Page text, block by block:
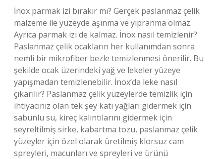
İnox parmak izi bırakır mı? Gerçek paslanmaz çelik
malzeme ile yüzeyde aşınma ve yıpranma olmaz.
Ayrıca parmak izi de kalmaz. İnox nasıl temizlenir?
Paslanmaz çelik ocakların her kullanımdan sonra
nemli bir mikrofiber bezle temizlenmesi önerilir. Bu
şekilde ocak üzerindeki yağ ve lekeler yüzeye
yapışmadan temizlenebilir. İnox’da leke nasıl
çıkarılır? Paslanmaz çelik yüzeylerde temizlik için
ihtiyacınız olan tek şey katı yağları gidermek için
sabunlu su, kireç kalıntılarını gidermek için
seyreltilmiş sirke, kabartma tozu, paslanmaz çelik
yüzeyler için özel olarak üretilmiş klorsuz cam
spreyleri, macunları ve spreyleri ve ürünü